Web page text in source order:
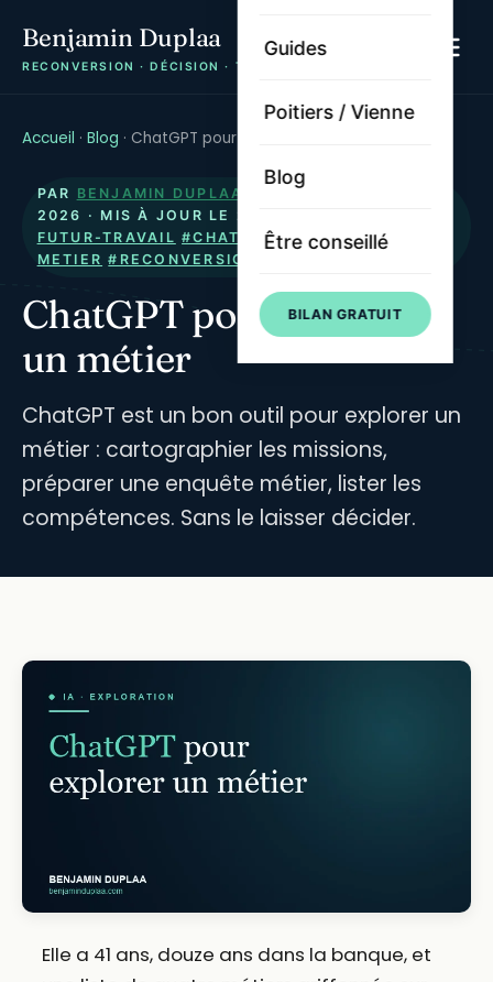
Benjamin Duplaa
RECONVERSION · DÉCISION · TRAJECTOIRE
Guides
Poitiers / Vienne
Blog
Être conseillé
BILAN GRATUIT
Accueil · Blog · ChatGPT pour explorer un métier
PAR BENJAMIN DUPLAA · PUBLIÉ LE
2026 · MIS À JOUR LE 21 JUILLET 2026
FUTUR-TRAVAIL #CHATGPT #EXPLORATION-
METIER #RECONVERSION
ChatGPT pour explorer
un métier
ChatGPT est un bon outil pour explorer un
métier : cartographier les missions,
préparer une enquête métier, lister les
compétences. Sans le laisser décider.
Elle a 41 ans, douze ans dans la banque, et